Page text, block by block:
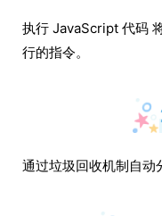
执行 JavaScript 代码
行的指令。
通过垃圾回收机制自动